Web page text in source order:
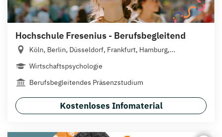
Hochschule Fresenius - Berufsbegleitend
Köln, Berlin, Düsseldorf, Frankfurt, Hamburg,...
Wirtschaftspsychologie
Berufsbegleitendes Präsenzstudium
Kostenloses Infomaterial